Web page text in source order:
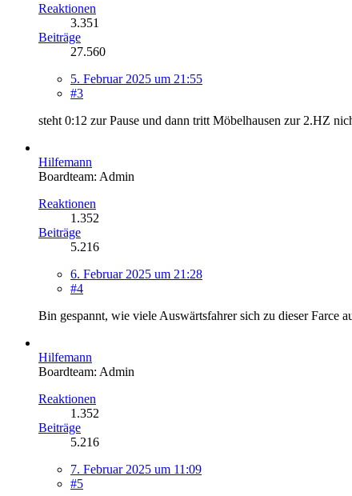
Reaktionen
3.351
Beiträge
27.560
5. Februar 2025 um 21:55
#3
steht 0:12 zur Pause und dann tritt Möbelhausen zur 2.HZ
Hilfemann
Boardteam: Admin
Reaktionen
1.352
Beiträge
5.216
6. Februar 2025 um 21:28
#4
Bin gespannt, wie viele Auswärtsfahrer sich zu dieser Farce
Hilfemann
Boardteam: Admin
Reaktionen
1.352
Beiträge
5.216
7. Februar 2025 um 11:09
#5